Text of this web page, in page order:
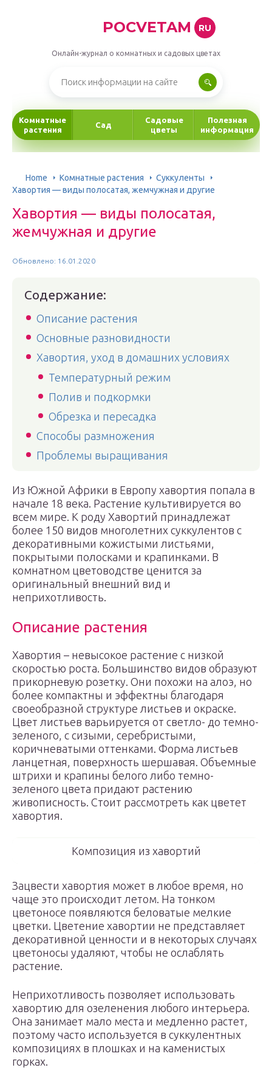
POCVETAM RU
Онлайн-журнал о комнатных и садовых цветах
Комнатные
растения
Сад
Садовые
цветы
Полезная
информация
Home Комнатные растения
Суккуленты
Хавортия — виды полосатая, жемчужная и другие
Хавортия — виды полосатая,
жемчужная и другие
Обновлено: 16.01.2020
Содержание:
Описание растения
Основные разновидности
Хавортия, уход в домашних условиях
Температурный режим
Полив и подкормки
Обрезка и пересадка
Способы размножения
Проблемы выращивания
Из Южной Африки в Европу хавортия попала в
начале 18 века. Растение культивируется во
всем мире. К роду Хавортий принадлежат
более 150 видов многолетних суккулентов с
декоративными кожистыми листьями,
покрытыми полосками и крапинками. В
комнатном цветоводстве ценится за
оригинальный внешний вид и
неприхотливость.
Описание растения
Хавортия – невысокое растение с низкой
скоростью роста. Большинство видов образуют
прикорневую розетку. Они похожи на алоэ, но
более компактны и эффектны благодаря
своеобразной структуре листьев и окраске.
Цвет листьев варьируется от светло- до темно-
зеленого, с сизыми, серебристыми,
коричневатыми оттенками. Форма листьев
ланцетная, поверхность шершавая. Объемные
штрихи и крапины белого либо темно-
зеленого цвета придают растению
живописность. Стоит рассмотреть как цветет
хавортия.
Композиция из хавортий
Зацвести хавортия может в любое время, но
чаще это происходит летом. На тонком
цветоносе появляются беловатые мелкие
цветки. Цветение хавортии не представляет
декоративной ценности и в некоторых случаях
цветоносы удаляют, чтобы не ослаблять
растение.
Неприхотливость позволяет использовать
хавортию для озеленения любого интерьера.
Она занимает мало места и медленно растет,
поэтому часто используется в суккулентных
композициях в плошках и на каменистых
горках.